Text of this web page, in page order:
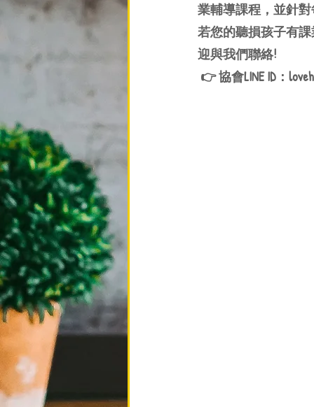
業輔導課程，並針
若您的聽損孩子有
迎與我們聯絡!
👉 協會LINE ID：